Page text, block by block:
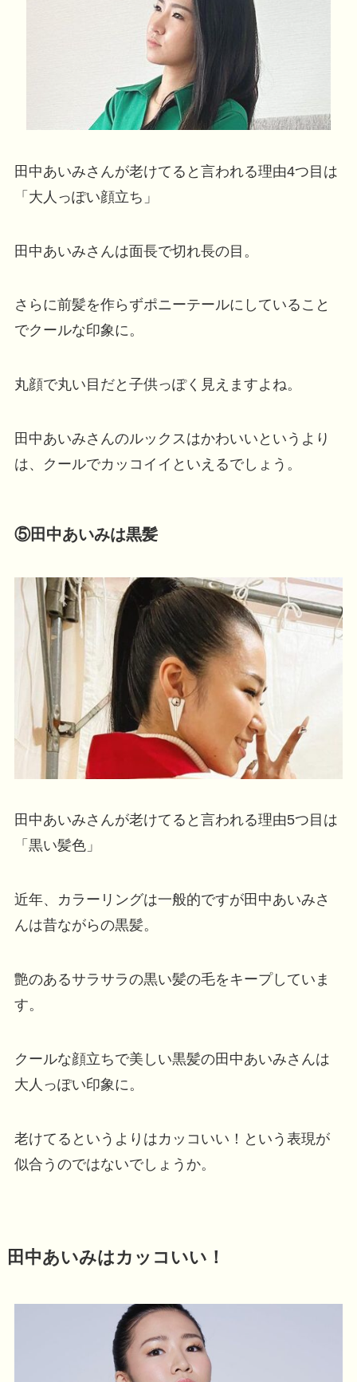
田中あいみさんが老けてると言われる理由4つ目は
「大人っぽい顔立ち」
田中あいみさんは面長で切れ長の目。
さらに前髪を作らずポニーテールにしていること
でクールな印象に。
丸顔で丸い目だと子供っぽく見えますよね。
田中あいみさんのルックスはかわいいというより
は、クールでカッコイイといえるでしょう。
⑤田中あいみは黒髪
田中あいみさんが老けてると言われる理由5つ目は
「黒い髪色」
近年、カラーリングは一般的ですが田中あいみさ
んは昔ながらの黒髪。
艶のあるサラサラの黒い髪の毛をキープしていま
す。
クールな顔立ちで美しい黒髪の田中あいみさんは
大人っぽい印象に。
老けてるというよりはカッコいい！という表現が
似合うのではないでしょうか。
田中あいみはカッコいい！